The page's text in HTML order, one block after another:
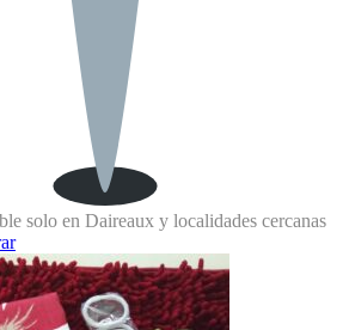
solo en Daireaux y localidades cercanas